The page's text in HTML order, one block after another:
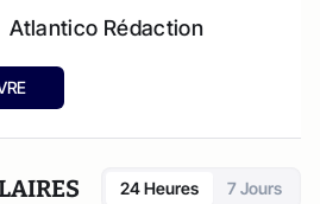
Atlantico Rédaction
24 Heures 7 Jours